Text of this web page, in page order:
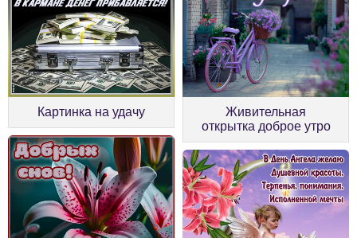
Картинка на удачу
Живительная
открытка доброе утро